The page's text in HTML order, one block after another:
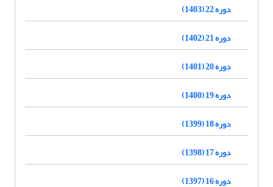
دوره 22 (1403)
دوره 21 (1402)
دوره 20 (1401)
دوره 19 (1400)
دوره 18 (1399)
دوره 17 (1398)
دوره 16 (1397)